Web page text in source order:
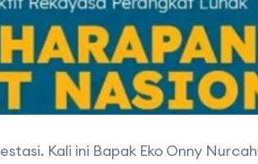
Kali ini Bapak Eko Onny